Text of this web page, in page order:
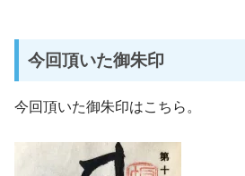
今回頂いた御朱印
今回頂いた御朱印はこちら。